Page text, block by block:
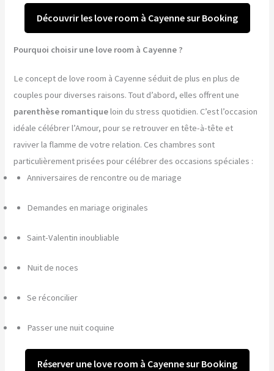
Découvrir les love room à Cayenne sur Booking
Pourquoi choisir une love room à Cayenne ?
Le concept de love room à Cayenne séduit de plus en plus de
couples pour diverses raisons. Tout d’abord, elles offrent une
parenthèse romantiqueloin du stress quotidien. C’est l’occasion
idéale célébrer l’Amour, pour se retrouver en tête-à-tête et
raviver la flamme de votre relation. Ces chambres sont
particulièrement prisées pour célébrer des occasions spéciales :
Anniversaires de rencontre ou de mariage
Demandes en mariage originales
Saint-Valentin inoubliable
Nuit de noces
Se réconcilier
Passer une nuit coquine
Réserver une love room à Cayenne sur Booking